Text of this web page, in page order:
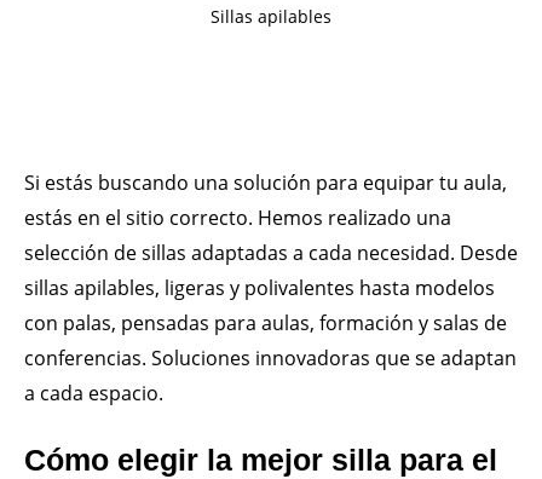
Sillas apilables
Si estás buscando una solución para equipar tu aula,
estás en el sitio correcto. Hemos realizado una
selección de sillas adaptadas a cada necesidad. Desde
sillas apilables, ligeras y polivalentes hasta modelos
con palas, pensadas para aulas, formación y salas de
conferencias. Soluciones innovadoras que se adaptan
a cada espacio.
Cómo elegir la mejor silla para el